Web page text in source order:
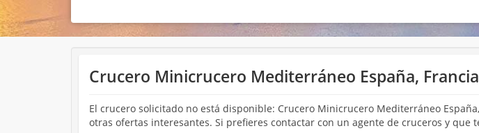
Crucero Minicrucero Mediterráneo España,
El crucero solicitado no está disponible: Crucero Minicrucero Mediterráneo
otras ofertas interesantes. Si prefieres contactar con un agente de cruceros y que